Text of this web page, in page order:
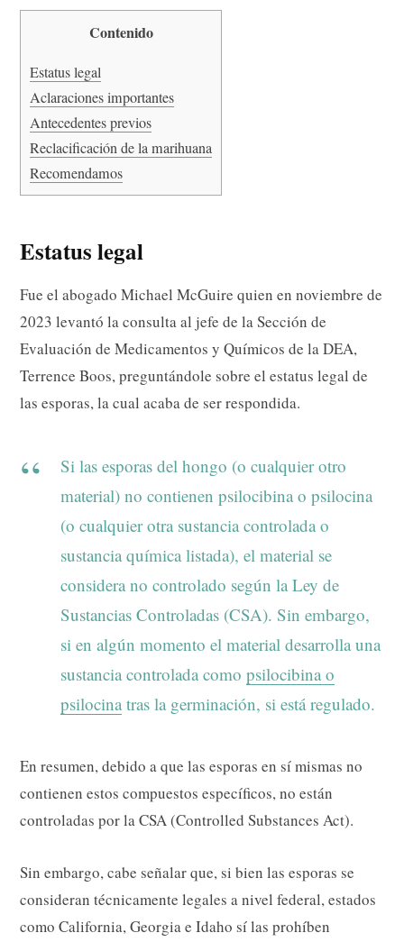
Contenido
Estatus legal
Aclaraciones importantes
Antecedentes previos
Reclacificación de la marihuana
Recomendamos
Estatus legal
Fue el abogado Michael McGuire quien en noviembre de
2023 levantó la consulta al jefe de la Sección de
Evaluación de Medicamentos y Químicos de la DEA,
Terrence Boos, preguntándole sobre el estatus legal de
las esporas, la cual acaba de ser respondida.
Si las esporas del hongo (o cualquier otro
material) no contienen psilocibina o psilocina
(o cualquier otra sustancia controlada o
sustancia química listada), el material se
considera no controlado según la Ley de
Sustancias Controladas (CSA). Sin embargo,
si en algún momento el material desarrolla una
sustancia controlada como psilocibina o
psilocina tras la germinación, si está regulado.
En resumen, debido a que las esporas en sí mismas no
contienen estos compuestos específicos, no están
controladas por la CSA (Controlled Substances Act).
Sin embargo, cabe señalar que, si bien las esporas se
consideran técnicamente legales a nivel federal, estados
como California, Georgia e Idaho sí las prohíben